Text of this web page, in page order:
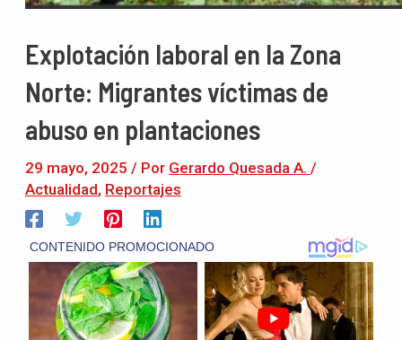
Explotación laboral en la Zona
Norte: Migrantes víctimas de
abuso en plantaciones
29 mayo, 2025 / Por Gerardo Quesada A. /
Actualidad, Reportajes